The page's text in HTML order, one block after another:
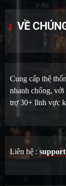
VỀ
Cung cấp thệ
nhanh chống,
trợ 30+ lĩnh vực
Liên hệ :